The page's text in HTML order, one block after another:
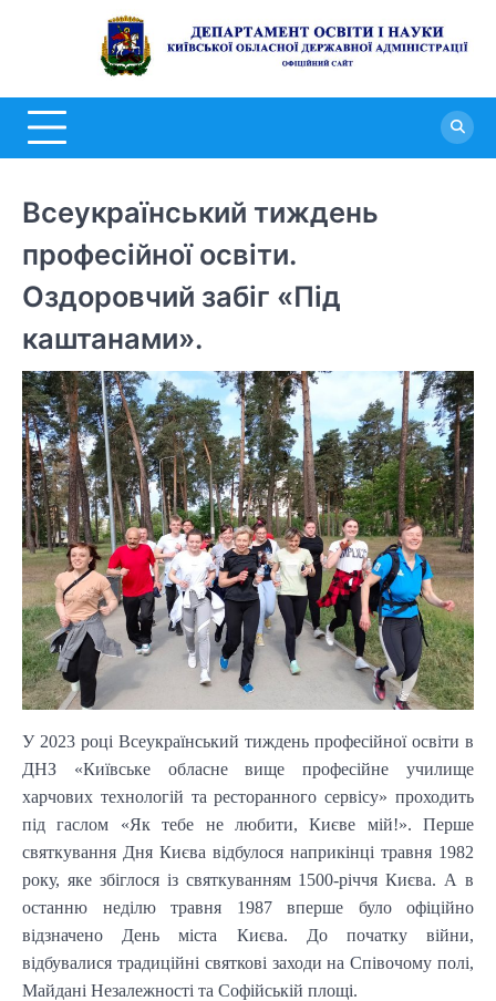
Всеукраїнський тиждень
професійної освіти.
Оздоровчий забіг «Під
каштанами».
У 2023 році Всеукраїнський тиждень професійної освіти в
ДНЗ «Київське обласне вище професійне училище
харчових технологій та ресторанного сервісу» проходить
під гаслом «Як тебе не любити, Києве мій!». Перше
святкування Дня Києва відбулося наприкінці травня 1982
року, яке збіглося із святкуванням 1500-річчя Києва. А в
останню неділю травня 1987 вперше було офіційно
відзначено День міста Києва. До початку війни,
відбувалися традиційні святкові заходи на Співочому полі,
Майдані Незалежності та Софійській площі.